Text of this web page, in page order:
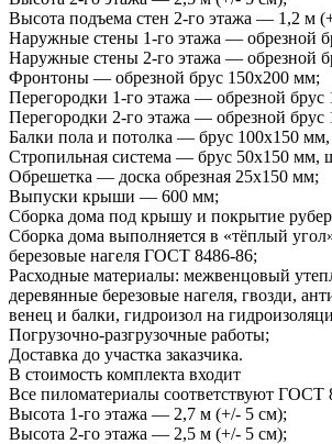
Высота подъема стен 2-го этажа — 1,2 м
Наружные стены 1-го этажа — обрезной
Наружные стены 2-го этажа — обрезной
Фронтоны — обрезной брус 150х200 мм;
Перегородки 1-го этажа — обрезной брус
Перегородки 2-го этажа — обрезной брус
Балки пола и потолка — брус 100х150
Стропильная система — брус 50х150 мм,
Обрешетка — доска обрезная 25х150 мм;
Выпуски крыши — 600 мм;
Сборка дома под крышу и покрытие
Сборка дома выполняется в «тёплый
березовые нагеля ГОСТ 8486-86;
Расходные материалы: межвенцовый
деревянные березовые нагеля, гвозди,
венец и балки, гидроизол на
Погрузочно-разгрузочные работы;
Доставка до участка заказчика.
В стоимость комплекта входит
Все пиломатериалы соответствуют ГОСТ
Высота 1-го этажа — 2,7 м (+/- 5 см);
Высота 2-го этажа — 2,5 м (+/- 5 см);